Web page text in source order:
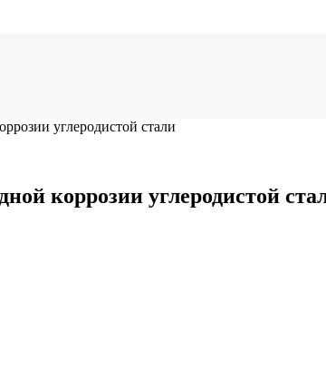
углеродистой стали
коррозии углеродистой